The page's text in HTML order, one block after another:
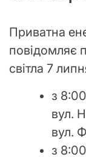
Приватна
повідомляє
світла 7
з
вул.
вул.
з